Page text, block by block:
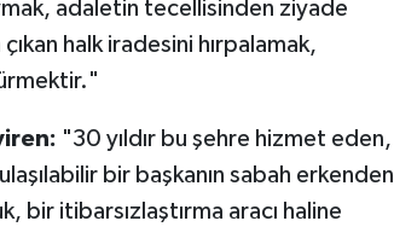
adaletin tecellisinden ziyade
halk iradesini hırpalamak,
"30 yıldır bu şehre hizmet eden,
bir başkanın sabah erkenden
bir itibarsızlaştırma aracı haline